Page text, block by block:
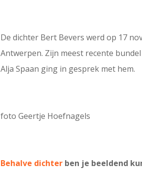
De dichter Bert Bevers werd op 17
Antwerpen. Zijn meest recente
Alja Spaan ging in gesprek met hem.
foto Geertje Hoefnagels
Behalve dichter ben je beeldend